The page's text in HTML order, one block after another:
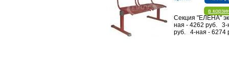
в
Секция "ЕЛЕНА"
ная - 4262 руб. 3-
руб. 4-ная - 6274